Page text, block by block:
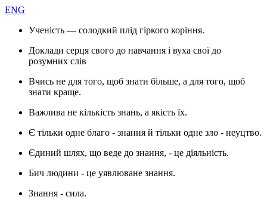
ENG
Ученість — солодкий плід гіркого коріння.
Доклади серця свого до навчання і вуха свої до
розумних слів
Вчись не для того, щоб знати більше, а для того, щоб
знати краще.
Важлива не кількість знань, а якість їх.
Є тільки одне благо - знання й тільки одне зло - неуцтво.
Єдиний шлях, що веде до знання, - це діяльність.
Бич людини - це уявлюване знання.
Знання - сила.